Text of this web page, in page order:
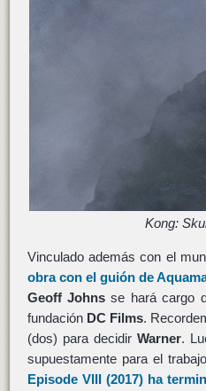
Kong:
Vinculado además con el
obra con el guión de
Geoff Johnsse hará cargo
fundación DC Films.
(dos) para decidirWarner.
supuestamente para el
Episode VIII(2017) ha